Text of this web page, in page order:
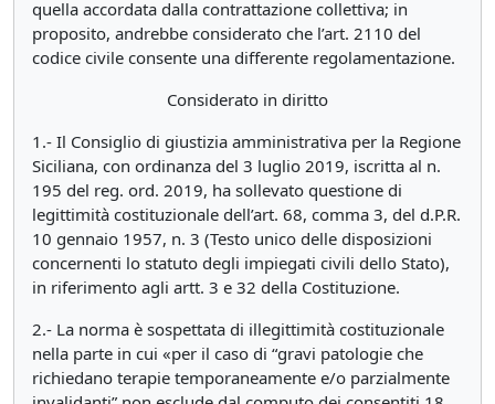
quella accordata dalla contrattazione collettiva; in
proposito, andrebbe considerato che l’art. 2110 del
codice civile consente una differente regolamentazione.
Considerato in diritto
1.- Il Consiglio di giustizia amministrativa per la Regione
Siciliana, con ordinanza del 3 luglio 2019, iscritta al n.
195 del reg. ord. 2019, ha sollevato questione di
legittimità costituzionale dell’art. 68, comma 3, del d.P.R.
10 gennaio 1957, n. 3 (Testo unico delle disposizioni
concernenti lo statuto degli impiegati civili dello Stato),
in riferimento agli artt. 3 e 32 della Costituzione.
2.- La norma è sospettata di illegittimità costituzionale
nella parte in cui «per il caso di “gravi patologie che
richiedano terapie temporaneamente e/o parzialmente